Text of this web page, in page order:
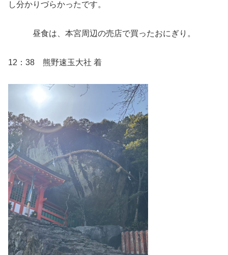
し分かりづらかったです。
昼食は、本宮周辺の売店で買ったおにぎり。
12：38 熊野速玉大社 着